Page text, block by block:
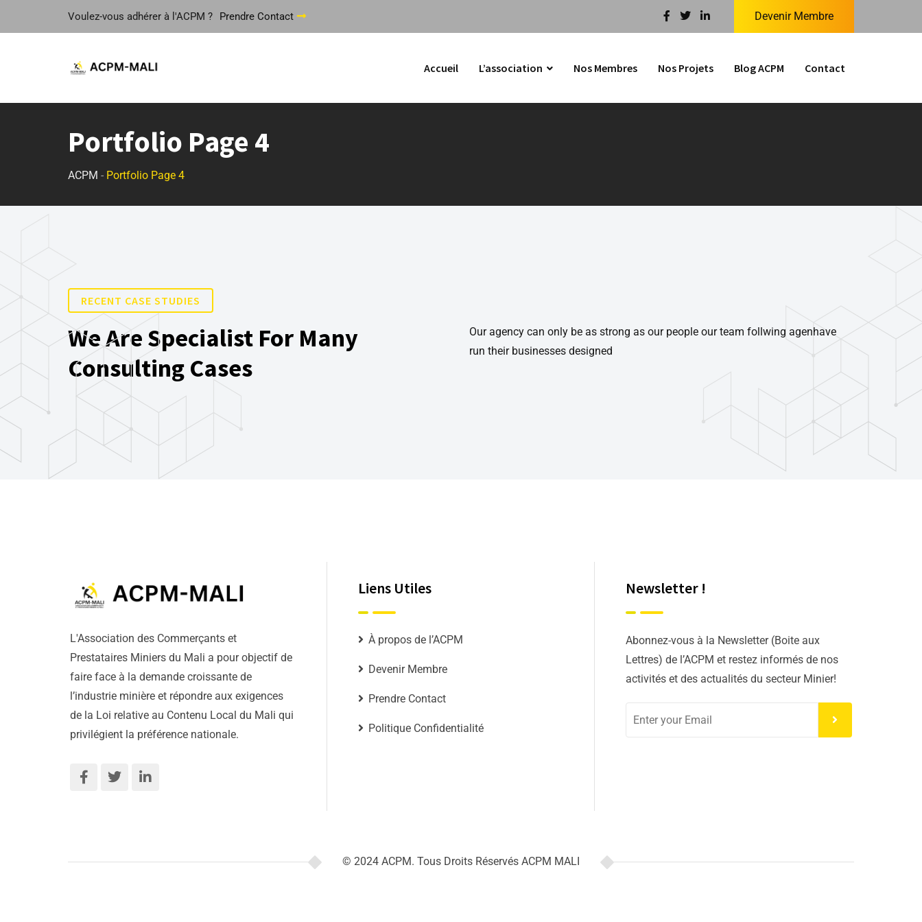
Voulez-vous adhérer à l'ACPM ? Prendre Contact Devenir Membre
Accueil L’association Nos Membres Nos Projets Blog ACPM Contact
Portfolio Page 4
ACPM - Portfolio Page 4
RECENT CASE STUDIES
We Are Specialist For Many
Consulting Cases
Our agency can only be as strong as our people our team follwing agenhave
run their businesses designed
L'Association des Commerçants et
Prestataires Miniers du Mali a pour objectif de
faire face à la demande croissante de
l’industrie minière et répondre aux exigences
de la Loi relative au Contenu Local du Mali qui
privilégient la préférence nationale.
Liens Utiles
À propos de l’ACPM
Devenir Membre
Prendre Contact
Politique Confidentialité
Newsletter !
Abonnez-vous à la Newsletter (Boite aux
Lettres) de l’ACPM et restez informés de nos
activités et des actualités du secteur Minier!
© 2024 ACPM. Tous Droits Réservés ACPM MALI